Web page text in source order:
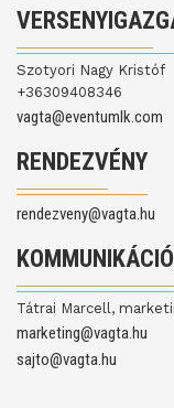
Szotyori Nagy Kristóf
+36309408346
vagta@eventumlk.com
RENDEZVÉNY
rendezveny@vagta.hu
Tátrai Marcell,
marketing@vagta.hu
sajto@vagta.hu